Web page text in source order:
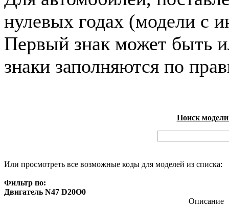
нулевых годах (модели с
Первый знак может быть
знаки заполняются по
Поиск
Или просмотреть все возможные коды для моделей из списка:
Фильтр по:
Двигатель N47 D20O0
Описание